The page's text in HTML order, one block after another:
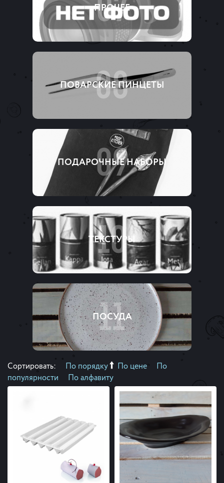
ПРОЧЕЕ
08
ПОВАРСКИЕ ПИНЦЕТЫ
09
ПОДАРОЧНЫЕ НАБОРЫ
10
ТЕКСТУРЫ
11
ПОСУДА
Сортировать: По порядку По цене
По
популярности
По алфавиту